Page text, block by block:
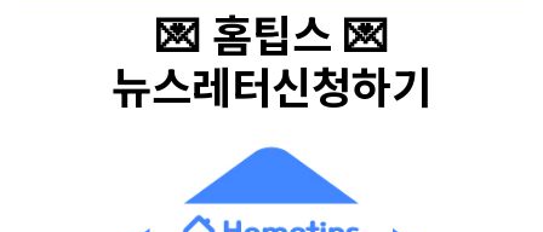
💌 홈팁스 💌
뉴스레터신청하기